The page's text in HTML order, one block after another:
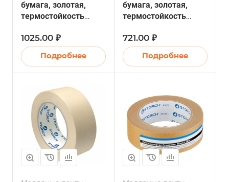
бумага, золотая,
термостойкость
(10/40)
1025.00 ₽
Подробнее
бумага, золотая,
термостойкость
(10/40)
721.00 ₽
Подробнее